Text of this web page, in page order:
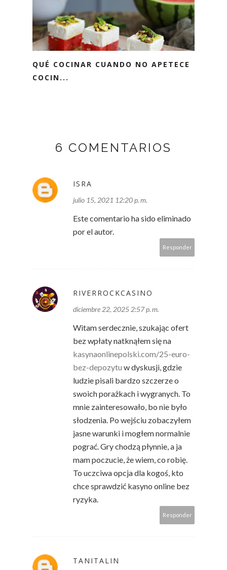
QUÉ COCINAR CUANDO NO APETECE
COCIN...
6 COMENTARIOS
ISRA
julio 15, 2021 12:20 p. m.
Este comentario ha sido eliminado
por el autor.
Responder
RIVERROCKCASINO
diciembre 22, 2025 2:57 p. m.
Witam serdecznie, szukając ofert
bez wpłaty natknąłem się na
kasynaonlinepolski.com/25-euro-
bez-depozytu w dyskusji, gdzie
ludzie pisali bardzo szczerze o
swoich porażkach i wygranych. To
mnie zainteresowało, bo nie było
słodzenia. Po wejściu zobaczyłem
jasne warunki i mogłem normalnie
pograć. Gry chodzą płynnie, a ja
mam poczucie, że wiem, co robię.
To uczciwa opcja dla kogoś, kto
chce sprawdzić kasyno online bez
ryzyka.
Responder
TANITALIN